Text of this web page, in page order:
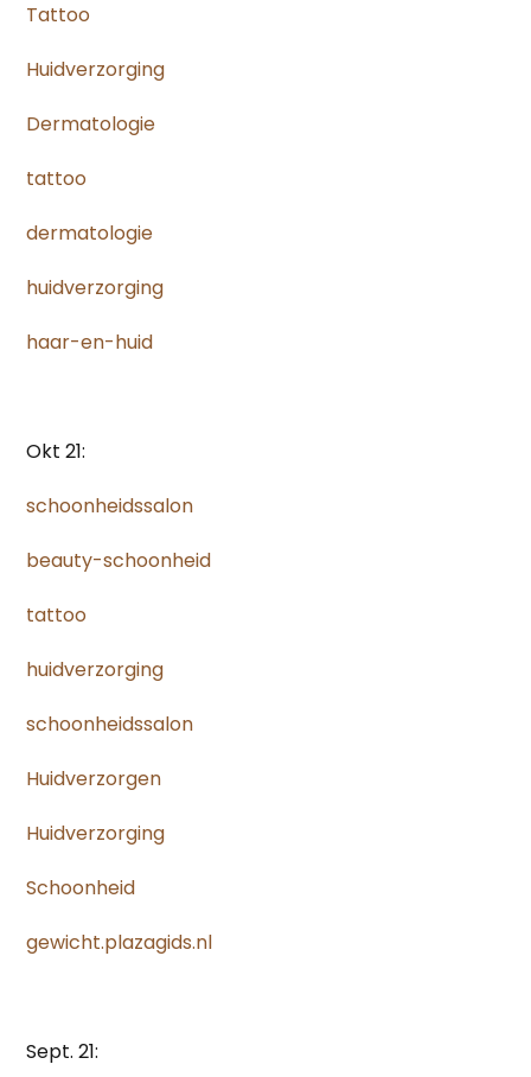
Tattoo
Huidverzorging
Dermatologie
tattoo
dermatologie
huidverzorging
haar-en-huid
Okt 21:
schoonheidssalon
beauty-schoonheid
tattoo
huidverzorging
schoonheidssalon
Huidverzorgen
Huidverzorging
Schoonheid
gewicht.plazagids.nl
Sept. 21: